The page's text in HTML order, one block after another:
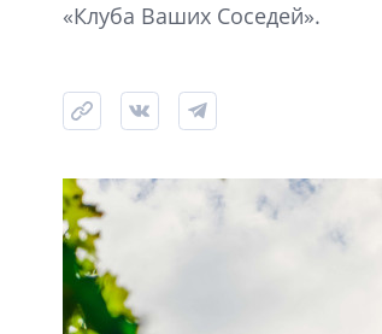
«Клуба Ваших Соседей».